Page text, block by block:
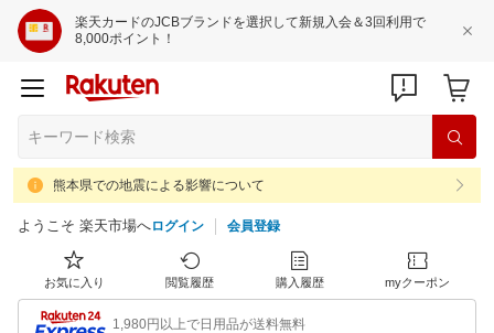
楽天カードのJCBブランドを選択して新規入会＆3回利用で
8,000ポイント！
熊本県での地震による影響について
ようこそ 楽天市場へログイン 会員登録
お気に入り 閲覧履歴 購入履歴 myクーポン
1,980円以上で日用品が送料無料